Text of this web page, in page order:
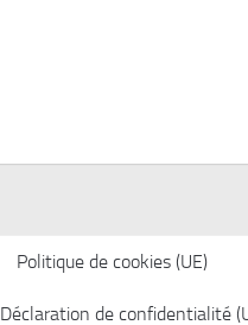
Politique de cookies (UE)
Déclaration de confidentialité